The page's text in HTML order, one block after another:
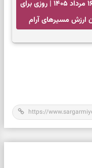
فال سرنوشت امروز جمعه ۱۶ مرداد ۱۴۰۵ | روزی برای
ارزش مسیرهای آرام